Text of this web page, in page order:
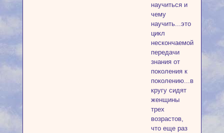
научиться и
чему
научить...это
цикл
нескончаемой
передачи
знания от
поколения к
поколению...в
кругу сидят
женщины
трех
возрастов,
что еще раз